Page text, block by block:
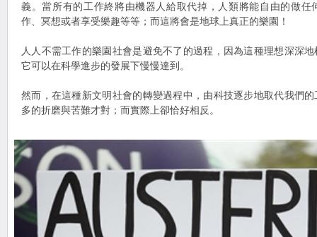
義。當所有的工作終將由機器人給取代掉，人類將能自由的做任
作、冥想或者享受樂趣等等；而這將會是地球上真正的樂園！
人人不需工作的樂園社會是避免不了的過程，因為這種理想深深
它可以在科學進步的發展下慢慢達到。
然而，在這種新文明社會的轉變過程中，由科技逐步地取代我們
多的折磨與苦難才對；而實際上卻恰好相反。